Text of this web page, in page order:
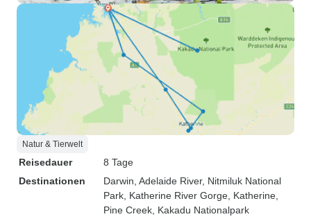
Natur & Tierwelt
Reisedauer
8 Tage
Destinationen
Darwin , Adelaide River, Nitmiluk National
Park , Katherine River Gorge , Katherine
Pine Creek , Kakadu Nationalpark